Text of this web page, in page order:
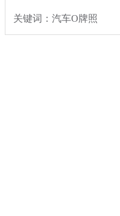
关键词：汽车O牌照